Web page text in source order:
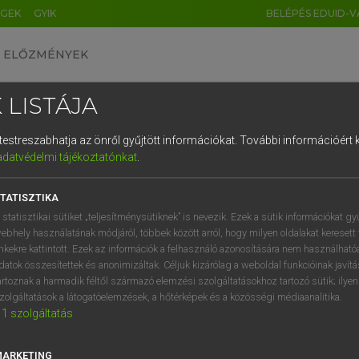
GYIK BELÉPÉS EDUID-
ELŐZMÉNYEK
szótár
VAN ELŐFIZETÉSED?
megtekintéséhez.
LISTÁJA
az önről gyűjtött információkat. További információért
tájékoztatónkat.
statisztikai sütiket „teljesítménysütiknek” is nevezik. Ezek a sütik információkat
használatának módjáról, többek között arról, hogy milyen oldalakat keresett
kattintott. Ezek az információk a felhasználó azonosítására nem
összesítettek és anonimizáltak. Céljuk kizárólag a weboldal funkcióinak
a harmadik féltől származó elemzési szolgáltatásokhoz tartozó sütik;
a látogatóelemzések, a hőtérképek és a közösségi médiaanalitika.
1 szolgáltatás
DE CN FR ES IT NL
1 2 3 4 5 6 7 8 9
q w e r t z u i
a s d f g h j k l é
í y x c v b n m , .